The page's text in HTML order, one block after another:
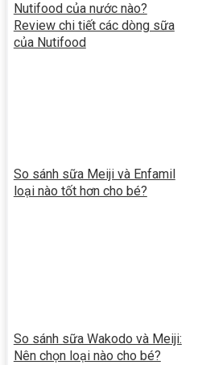
Nutifood của nước nào?
Review chi tiết các dòng sữa
của Nutifood
So sánh sữa Meiji và Enfamil
loại nào tốt hơn cho bé?
So sánh sữa Wakodo và Meiji:
Nên chọn loại nào cho bé?